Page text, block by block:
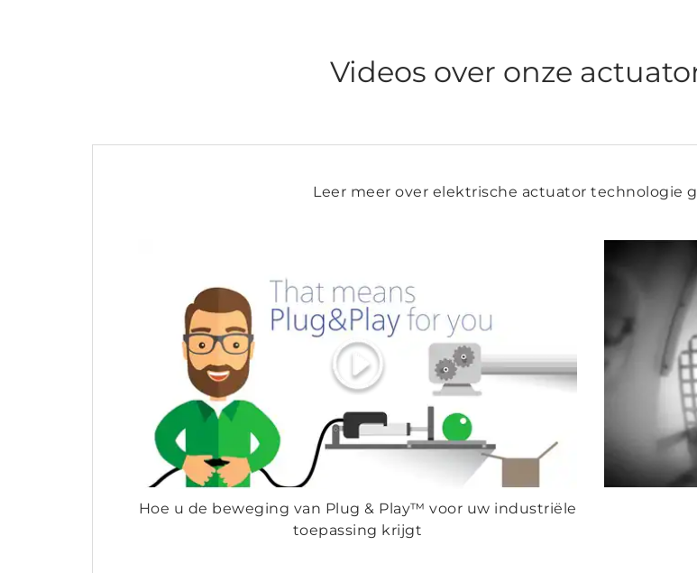
Videos over onze
Leer meer over elektrische actuator technologie
Hoe u de beweging van Plug & Play™ voor uw industriële
toepassing krijgt